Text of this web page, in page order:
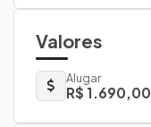
Valores
Alugar
R$ 1.690,00